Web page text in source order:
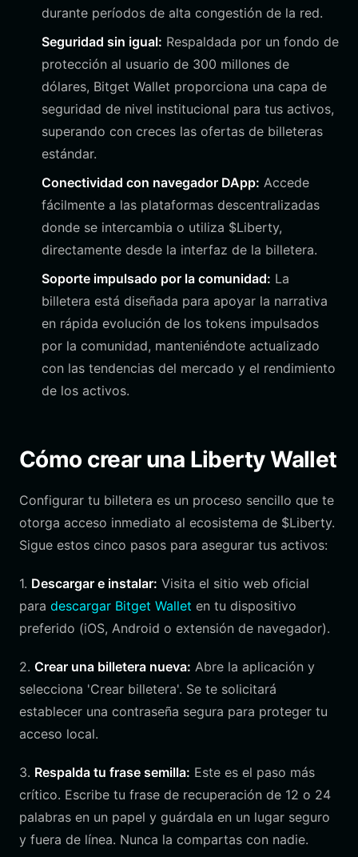
durante períodos de alta congestión de la red.
Seguridad sin igual: Respaldada por un fondo de
protección al usuario de 300 millones de
dólares, Bitget Wallet proporciona una capa de
seguridad de nivel institucional para tus activos,
superando con creces las ofertas de billeteras
estándar.
Conectividad con navegador DApp: Accede
fácilmente a las plataformas descentralizadas
donde se intercambia o utiliza $Liberty,
directamente desde la interfaz de la billetera.
Soporte impulsado por la comunidad: La
billetera está diseñada para apoyar la narrativa
en rápida evolución de los tokens impulsados
por la comunidad, manteniéndote actualizado
con las tendencias del mercado y el rendimiento
de los activos.
Cómo crear una Liberty Wallet
Configurar tu billetera es un proceso sencillo que te
otorga acceso inmediato al ecosistema de $Liberty.
Sigue estos cinco pasos para asegurar tus activos:
1. Descargar e instalar: Visita el sitio web oficial
para descargar Bitget Wallet en tu dispositivo
preferido (iOS, Android o extensión de navegador).
2. Crear una billetera nueva: Abre la aplicación y
selecciona 'Crear billetera'. Se te solicitará
establecer una contraseña segura para proteger tu
acceso local.
3. Respalda tu frase semilla: Este es el paso más
crítico. Escribe tu frase de recuperación de 12 o 24
palabras en un papel y guárdala en un lugar seguro
y fuera de línea. Nunca la compartas con nadie.